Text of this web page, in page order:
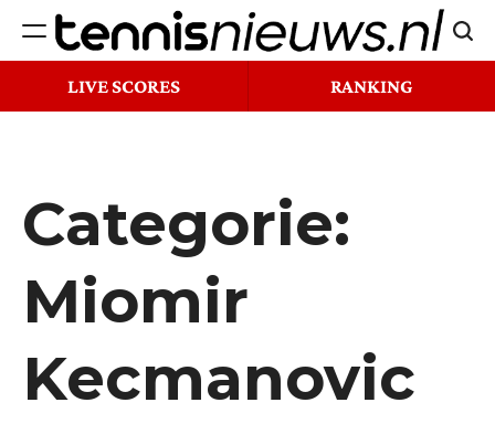
naar
Tennisnieuws.nl
LIVE SCORES RANKING
Categorie:
Miomir
Kecmanovic